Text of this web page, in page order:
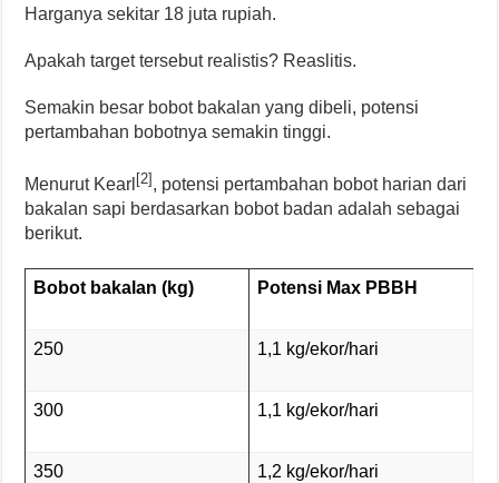
Harganya sekitar 18 juta rupiah.
Apakah target tersebut realistis? Reaslitis.
Semakin besar bobot bakalan yang dibeli, potensi
pertambahan bobotnya semakin tinggi.
Menurut Kearl [2], potensi pertambahan bobot harian dari
bakalan sapi berdasarkan bobot badan adalah sebagai
berikut.
Bobot bakalan (kg) Potensi Max PBBH
250 1,1 kg/ekor/hari
300 1,1 kg/ekor/hari
350 1,2 kg/ekor/hari